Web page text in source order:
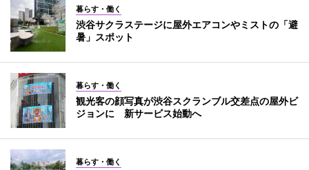
暮らす・働く
渋谷サクラステージに屋外エアコンやミストの「避
暑」スポット
暮らす・働く
観光客の顔写真が渋谷スクランブル交差点の屋外ビ
ジョンに 新サービス始動へ
暮らす・働く